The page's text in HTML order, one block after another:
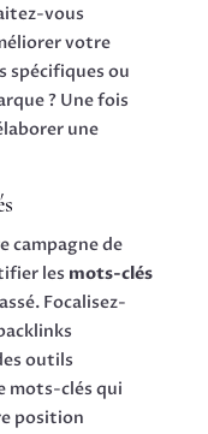
vous
votre
spécifiques ou
? Une fois
une
campagne de
les mots-clés
Focalisez-
outils
mots-clés qui
position